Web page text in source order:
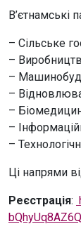
В’єтнамські
– Сільське
–
–
–
–
–
–
Ці напрями
Реєстрація: